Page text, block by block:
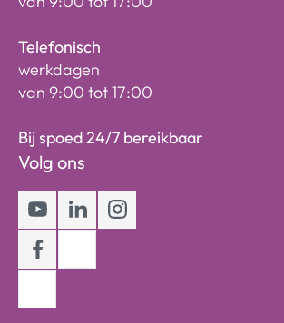
Telefonisch
werkdagen
van 9:00 tot 17:00
Bij spoed 24/7 bereikbaar
Volg ons
Youtube
LinkedInInstagram
Facebook